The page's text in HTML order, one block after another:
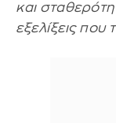
και
εξελίξεις που